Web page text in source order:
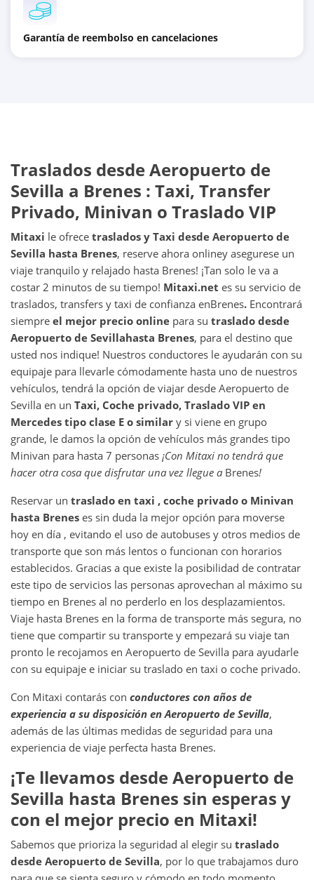
Garantía de reembolso en cancelaciones
Traslados desdeAeropuerto de
Sevilla a Brenes : Taxi, Transfer
Privado, Minivan o Traslado VIP
Mitaxi le ofrece traslados y Taxi desde Aeropuerto de
Sevilla hasta Brenes, reserve ahora onliney asegurese un
viaje tranquilo y relajado hasta Brenes! ¡Tan solo le va a
costar 2 minutos de su tiempo! Mitaxi.net es su servicio de
traslados, transfers y taxi de confianza enBrenes. Encontrará
siempre el mejor precio online para su traslado desde
Aeropuerto de Sevillahasta Brenes, para el destino que
usted nos indique! Nuestros conductores le ayudarán con su
equipaje para llevarle cómodamente hasta uno de nuestros
vehículos, tendrá la opción de viajar desde Aeropuerto de
Sevilla en un Taxi, Coche privado, Traslado VIP en
Mercedes tipo clase E o similar y si viene en grupo
grande, le damos la opción de vehículos más grandes tipo
Minivan para hasta 7 personas ¡Con Mitaxi no tendrá que
hacer otra cosa que disfrutar una vez llegue a Brenes!
Reservar un traslado en taxi , coche privado o Minivan
hasta Brenes es sin duda la mejor opción para moverse
hoy en día , evitando el uso de autobuses y otros medios de
transporte que son más lentos o funcionan con horarios
establecidos. Gracias a que existe la posibilidad de contratar
este tipo de servicios las personas aprovechan al máximo su
tiempo en Brenes al no perderlo en los desplazamientos.
Viaje hasta Brenes en la forma de transporte más segura, no
tiene que compartir su transporte y empezará su viaje tan
pronto le recojamos en Aeropuerto de Sevilla para ayudarle
con su equipaje e iniciar su traslado en taxi o coche privado.
Con Mitaxi contarás con conductores con años de
experiencia a su disposición enAeropuerto de Sevilla,
además de las últimas medidas de seguridad para una
experiencia de viaje perfecta hasta Brenes.
¡Te llevamos desdeAeropuerto de
Sevilla hasta Brenes sin esperas y
con el mejor precio en Mitaxi!
Sabemos que prioriza la seguridad al elegir su traslado
desde Aeropuerto de Sevilla, por lo que trabajamos duro